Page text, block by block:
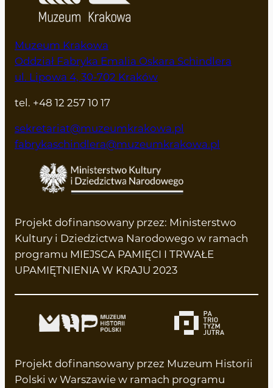
Muzeum Krakowa
Oddział Fabryka Emalia Oskara Schindlera
ul. Lipowa 4, 30-702 Kraków
tel. +48 12 257 10 17
sekretariat@muzeumkrakowa.pl
fabrykaschindlera@muzeumkrakowa.pl
Projekt dofinansowany przez: Ministerstwo
Kultury i Dziedzictwa Narodowego w ramach
programu MIEJSCA PAMIĘCI I TRWAŁE
UPAMIĘTNIENIA W KRAJU 2023
Projekt dofinansowany przez Muzeum Historii
Polski w Warszawie w ramach programu